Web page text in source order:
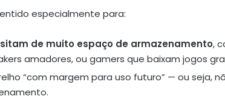
especialmente para:
de muito espaço de armazenamento,
amadores, ou gamers que baixam jogos
“com margem para uso futuro” — ou seja,